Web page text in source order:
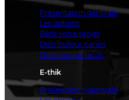
Présentation générale
Les options
Bâtir votre projet
Distributeur panini
Distributeur tacos
E-thik
Présentation générale